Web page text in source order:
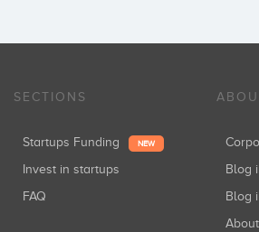
SECTIONS
Startups Funding NEW
Invest in startups
FAQ